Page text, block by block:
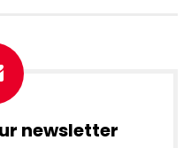
newsletter